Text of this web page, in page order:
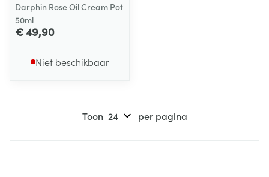
Darphin Rose Oil Cream Pot
50ml
€ 49,90
Niet beschikbaar
Toon per pagina